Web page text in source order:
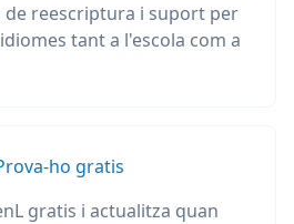
de reescriptura i suport per
tant a l'escola com a
ho gratis
gratis i actualitza quan